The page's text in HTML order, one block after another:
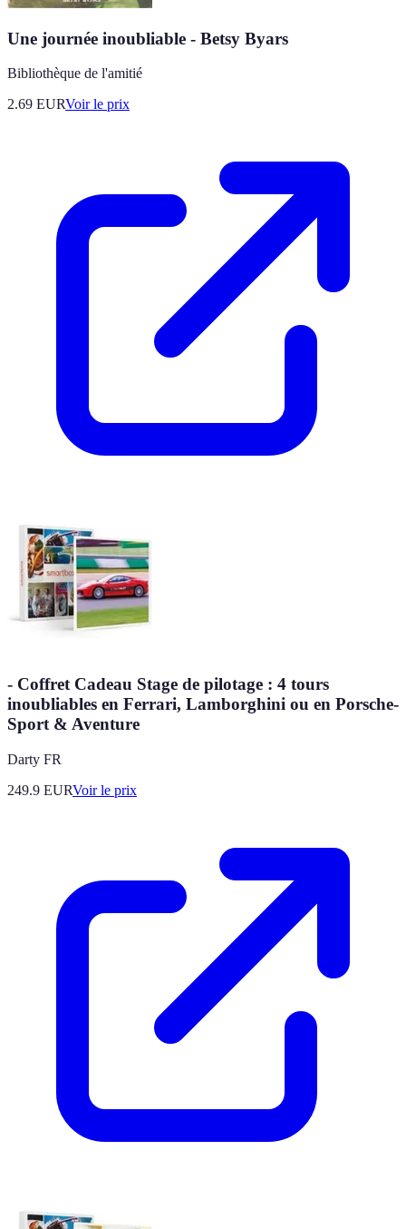
Une journée inoubliable - Betsy Byars
Bibliothèque de l'amitié
2.69 EURVoir le prix
- Coffret Cadeau Stage de pilotage : 4 tours
inoubliables en Ferrari, Lamborghini ou en Porsche-
Sport & Aventure
Darty FR
249.9 EURVoir le prix